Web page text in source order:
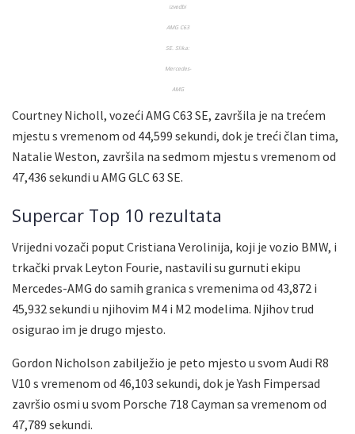
izvedbi
AMG C63
SE. Slika:
Mercedes-
AMG
Courtney Nicholl, vozeći AMG C63 SE, završila je na trećem
mjestu s vremenom od 44,599 sekundi, dok je treći član tima,
Natalie Weston, završila na sedmom mjestu s vremenom od
47,436 sekundi u AMG GLC 63 SE.
Supercar Top 10 rezultata
Vrijedni vozači poput Cristiana Verolinija, koji je vozio BMW, i
trkački prvak Leyton Fourie, nastavili su gurnuti ekipu
Mercedes-AMG do samih granica s vremenima od 43,872 i
45,932 sekundi u njihovim M4 i M2 modelima. Njihov trud
osigurao im je drugo mjesto.
Gordon Nicholson zabilježio je peto mjesto u svom Audi R8
V10 s vremenom od 46,103 sekundi, dok je Yash Fimpersad
završio osmi u svom Porsche 718 Cayman sa vremenom od
47,789 sekundi.